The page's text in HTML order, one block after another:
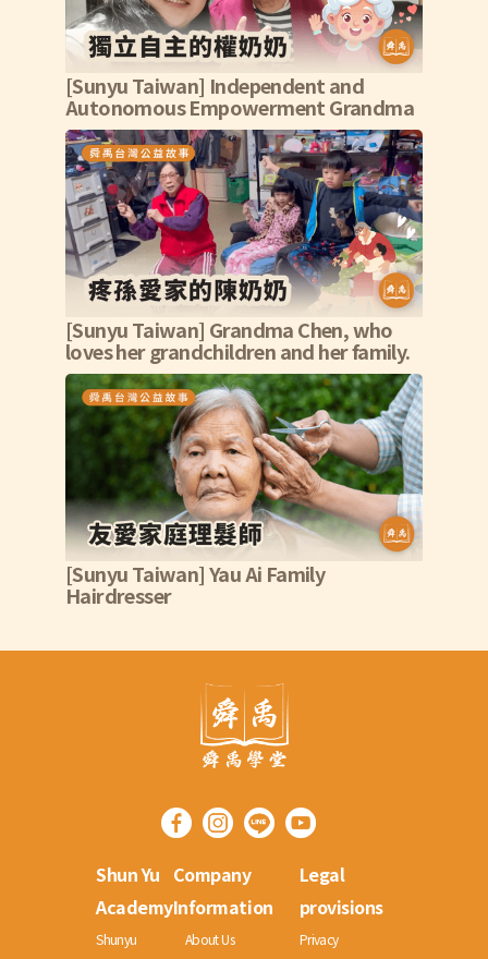
[Sunyu Taiwan] Independent and
Autonomous Empowerment Grandma
[Sunyu Taiwan] Grandma Chen, who
loves her grandchildren and her family.
[Sunyu Taiwan] Yau Ai Family
Hairdresser
Shun Yu
Academy
Shunyu
Company
Information
About Us
Legal
provisions
Privacy